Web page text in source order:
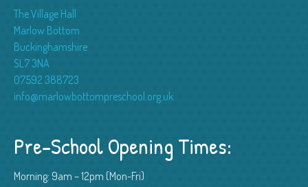
The Village Hall
Marlow Bottom
Buckinghamshire
SL7 3NA
07592 388723
info@marlowbottompreschool.org.uk
Pre-School Opening Times:
Morning: 9am – 12pm (Mon-Fri)